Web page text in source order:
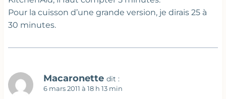
Pour la cuisson d’une grande version, je dirais 25 à
30 minutes.
Macaronette dit :
6 mars 2011 à 18 h 13 min